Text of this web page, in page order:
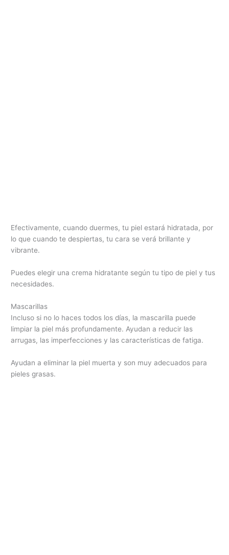
Efectivamente, cuando duermes, tu piel estará hidratada, por
lo que cuando te despiertas, tu cara se verá brillante y
vibrante.
Puedes elegir una crema hidratante según tu tipo de piel y tus
necesidades.
Mascarillas
Incluso si no lo haces todos los días, la mascarilla puede
limpiar la piel más profundamente. Ayudan a reducir las
arrugas, las imperfecciones y las características de fatiga.
Ayudan a eliminar la piel muerta y son muy adecuados para
pieles grasas.